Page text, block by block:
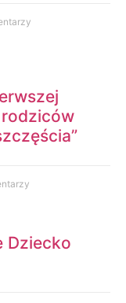
Dziecko